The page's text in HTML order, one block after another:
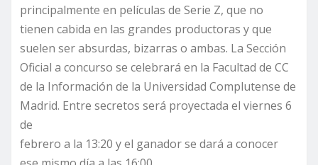
principalmente en películas de Serie Z, que no
tienen cabida en las grandes productoras y que
suelen ser absurdas, bizarras o ambas. La Sección
Oficial a concurso se celebrará en la Facultad de CC
de la Información de la Universidad Complutense de
Madrid. Entre secretos será proyectada el viernes 6
de
febrero a la 13:20 y el ganador se dará a conocer